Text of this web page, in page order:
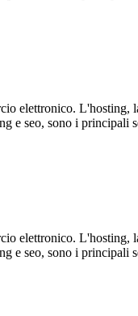
elettronico. L'hosting,
e seo, sono i principali
elettronico. L'hosting,
e seo, sono i principali